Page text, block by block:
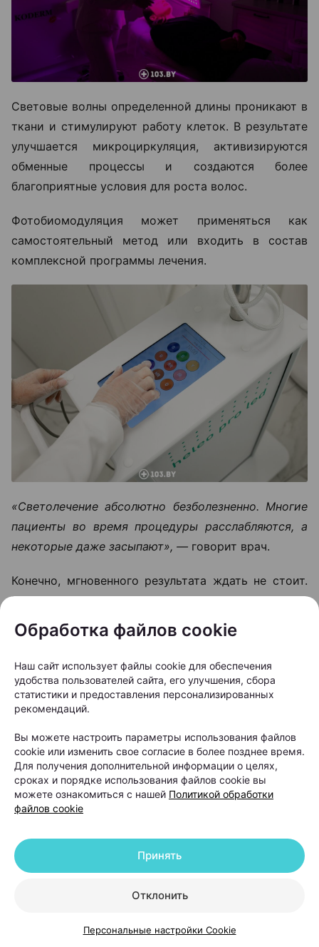
Световые волны определенной длины проникают в
ткани и стимулируют работу клеток. В результате
улучшается микроциркуляция, активизируются
обменные процессы и создаются более
благоприятные условия для роста волос.
Фотобиомодуляция может применяться как
самостоятельный метод или входить в состав
комплексной программы лечения.
«Светолечение абсолютно безболезненно. Многие
пациенты во время процедуры расслабляются, а
некоторые даже засыпают», — говорит врач.
Конечно, мгновенного результата ждать не стоит.
Рост волос — процесс медленный. Однако первые
изменения многие пациенты замечают уже через
несколько недель после начала лечения.
Сначала уменьшается выпадение волос, а затем
появляется так называемый пушок — новые
тонкие волоски, которые постепенно становятся
более плотными и крепкими. Именно этот признак
считается одним из первых сигналов того, что
терапия работает.
Когда пересадка волос
делать после нее
Пересадка волос часто воспринимается как
Однако на практике трихологи рассматривают ее
Обработка файлов cookie
Наш сайт использует файлы cookie для обеспечения
удобства пользователей сайта, его улучшения, сбора
статистики и предоставления персонализированных
рекомендаций.
Вы можете настроить параметры использования файлов
cookie или изменить свое согласие в более позднее время.
Для получения дополнительной информации о целях,
сроках и порядке использования файлов cookie вы
можете ознакомиться с нашей Политикой обработки
файлов cookie
Отклонить
Принять
Персональные настройки Cookie